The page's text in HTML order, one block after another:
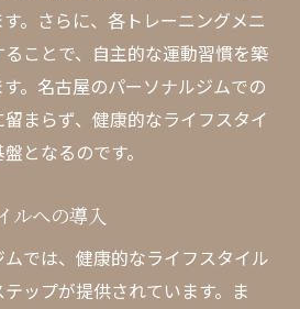
ライフに革命を起こす環境
を楽しむための秘訣
ナルジムならではの魅力
質の向上
ルジムで理想の健康ライフを
トネスを取り入れる方法
。さらに、各トレーニングメニ
ことで、自主的な運動習慣を築
。名古屋のパーソナルジムでの
まらず、健康的なライフスタイ
となるのです。
ルへの導入
では、健康的なライフスタイル
ップが提供されています。ま